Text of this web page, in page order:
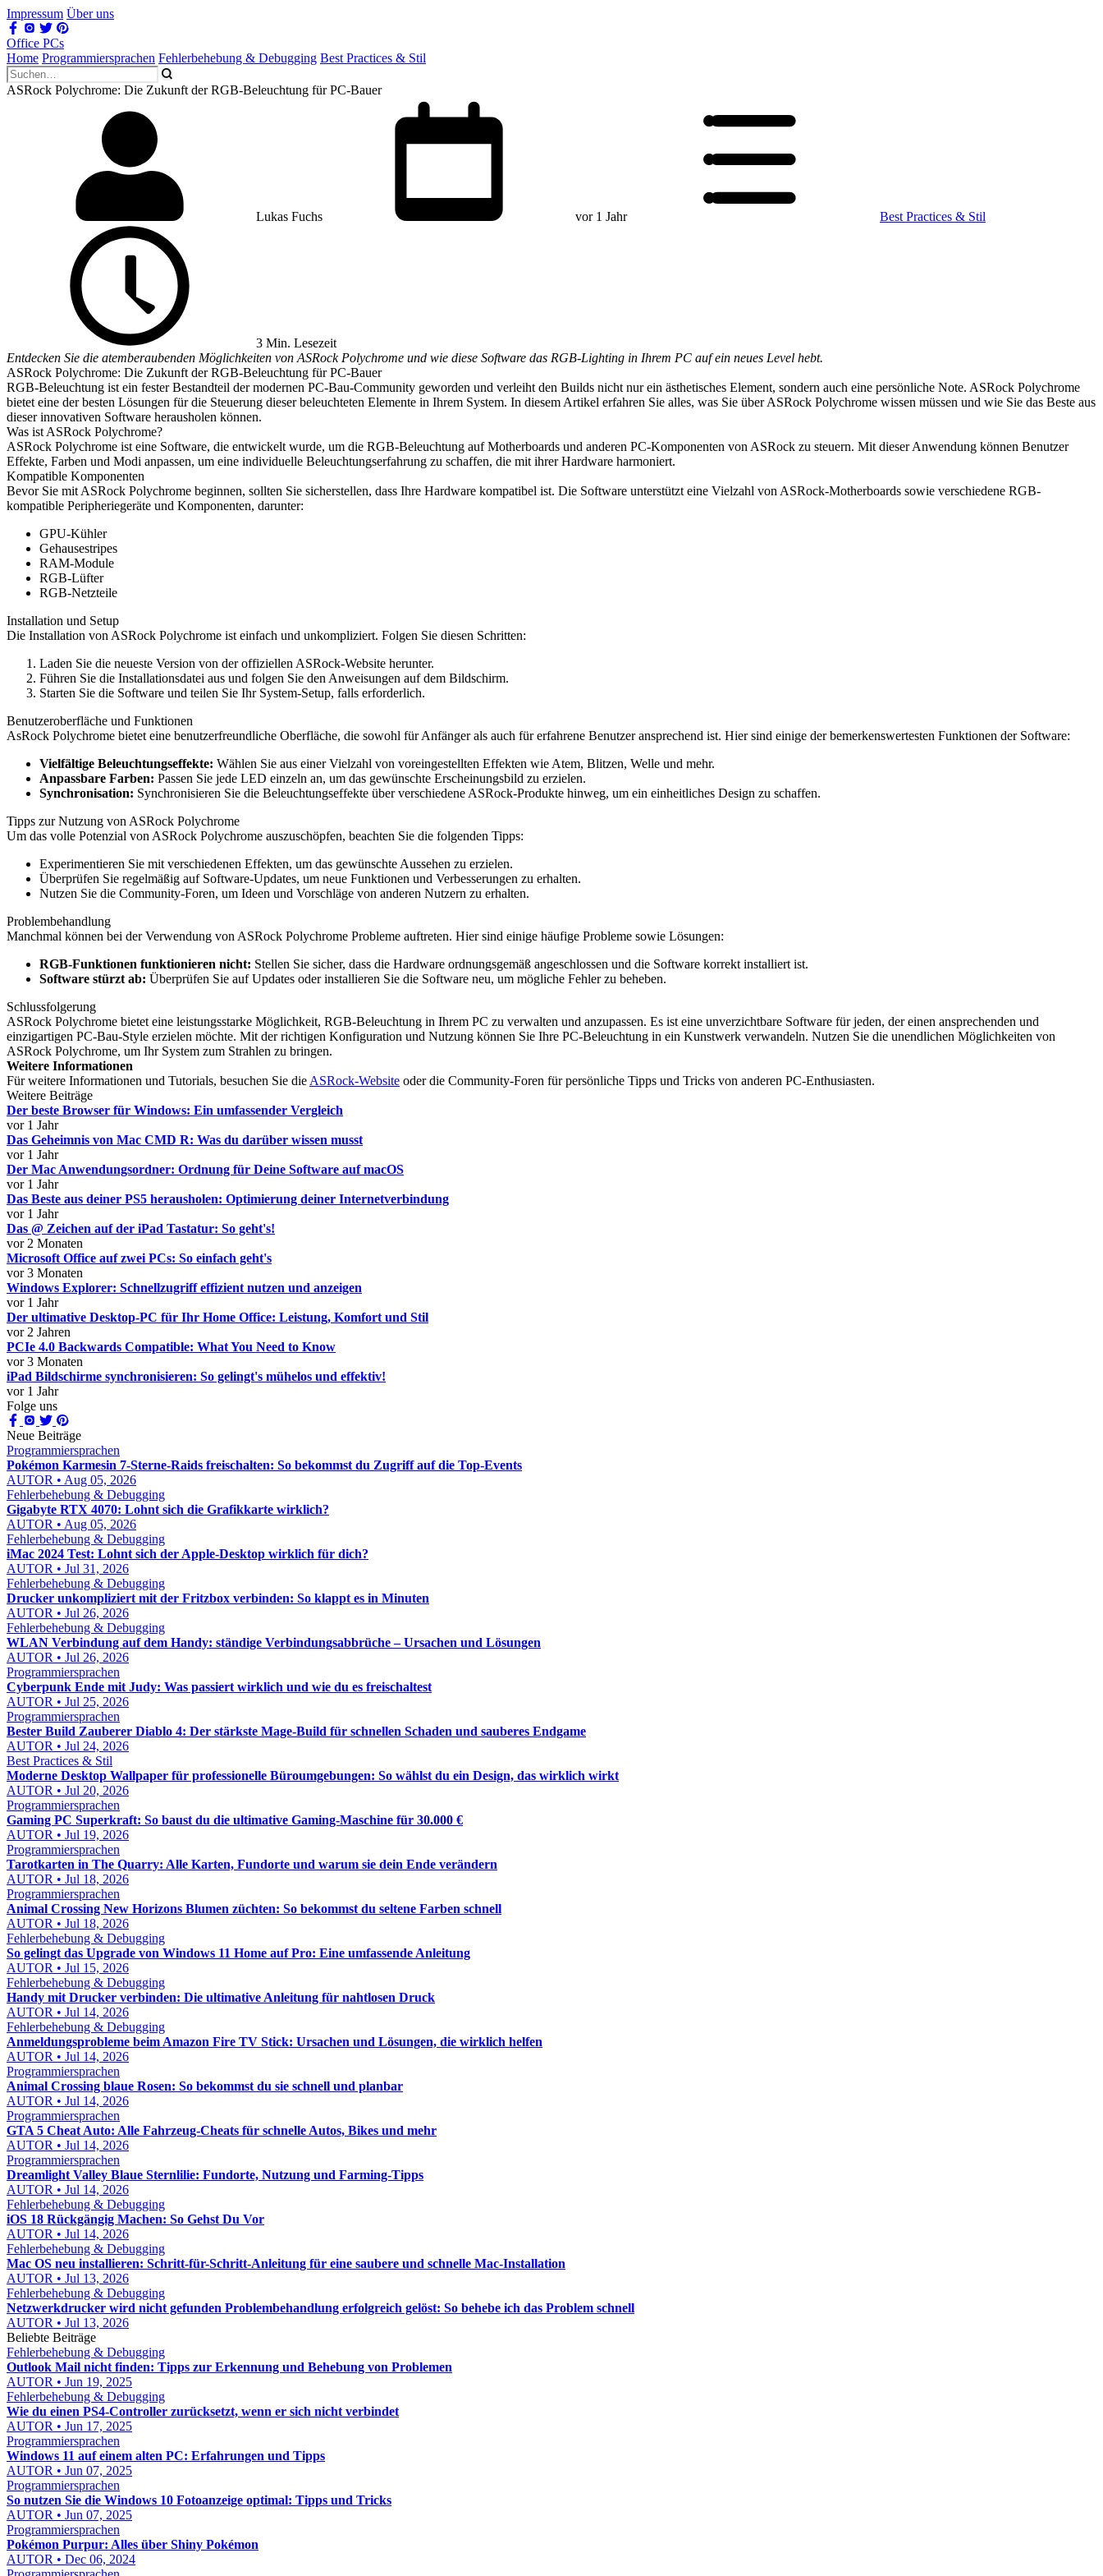
Impressum Über uns
Office PCs
Home Programmiersprachen Fehlerbehebung & Debugging Best Practices & Stil
ASRock Polychrome: Die Zukunft der RGB-Beleuchtung für PC-Bauer
Lukas Fuchs vor 1 Jahr Best Practices & Stil
3 Min. Lesezeit
Entdecken Sie die atemberaubenden Möglichkeiten von ASRock Polychrome und wie diese Software das RGB-Lighting in Ihrem PC auf ein neues Level hebt.
ASRock Polychrome: Die Zukunft der RGB-Beleuchtung für PC-Bauer
RGB-Beleuchtung ist ein fester Bestandteil der modernen PC-Bau-Community geworden und verleiht den Builds nicht nur ein ästhetisches Element, sondern auch eine persönliche Note. ASRock Polychrome
bietet eine der besten Lösungen für die Steuerung dieser beleuchteten Elemente in Ihrem System. In diesem Artikel erfahren Sie alles, was Sie über ASRock Polychrome wissen müssen und wie Sie das Beste aus
dieser innovativen Software herausholen können.
Was ist ASRock Polychrome?
ASRock Polychrome ist eine Software, die entwickelt wurde, um die RGB-Beleuchtung auf Motherboards und anderen PC-Komponenten von ASRock zu steuern. Mit dieser Anwendung können Benutzer
Effekte, Farben und Modi anpassen, um eine individuelle Beleuchtungserfahrung zu schaffen, die mit ihrer Hardware harmoniert.
Kompatible Komponenten
Bevor Sie mit ASRock Polychrome beginnen, sollten Sie sicherstellen, dass Ihre Hardware kompatibel ist. Die Software unterstützt eine Vielzahl von ASRock-Motherboards sowie verschiedene RGB-
kompatible Peripheriegeräte und Komponenten, darunter:
GPU-Kühler
Gehausestripes
RAM-Module
RGB-Lüfter
RGB-Netzteile
Installation und Setup
Die Installation von ASRock Polychrome ist einfach und unkompliziert. Folgen Sie diesen Schritten:
Laden Sie die neueste Version von der offiziellen ASRock-Website herunter.
Führen Sie die Installationsdatei aus und folgen Sie den Anweisungen auf dem Bildschirm.
Starten Sie die Software und teilen Sie Ihr System-Setup, falls erforderlich.
Benutzeroberfläche und Funktionen
AsRock Polychrome bietet eine benutzerfreundliche Oberfläche, die sowohl für Anfänger als auch für erfahrene Benutzer ansprechend ist. Hier sind einige der bemerkenswertesten Funktionen der Software:
Vielfältige Beleuchtungseffekte: Wählen Sie aus einer Vielzahl von voreingestellten Effekten wie Atem, Blitzen, Welle und mehr.
Anpassbare Farben: Passen Sie jede LED einzeln an, um das gewünschte Erscheinungsbild zu erzielen.
Synchronisation: Synchronisieren Sie die Beleuchtungseffekte über verschiedene ASRock-Produkte hinweg, um ein einheitliches Design zu schaffen.
Tipps zur Nutzung von ASRock Polychrome
Um das volle Potenzial von ASRock Polychrome auszuschöpfen, beachten Sie die folgenden Tipps:
Experimentieren Sie mit verschiedenen Effekten, um das gewünschte Aussehen zu erzielen.
Überprüfen Sie regelmäßig auf Software-Updates, um neue Funktionen und Verbesserungen zu erhalten.
Nutzen Sie die Community-Foren, um Ideen und Vorschläge von anderen Nutzern zu erhalten.
Problembehandlung
Manchmal können bei der Verwendung von ASRock Polychrome Probleme auftreten. Hier sind einige häufige Probleme sowie Lösungen:
RGB-Funktionen funktionieren nicht: Stellen Sie sicher, dass die Hardware ordnungsgemäß angeschlossen und die Software korrekt installiert ist.
Software stürzt ab: Überprüfen Sie auf Updates oder installieren Sie die Software neu, um mögliche Fehler zu beheben.
Schlussfolgerung
ASRock Polychrome bietet eine leistungsstarke Möglichkeit, RGB-Beleuchtung in Ihrem PC zu verwalten und anzupassen. Es ist eine unverzichtbare Software für jeden, der einen ansprechenden und
einzigartigen PC-Bau-Style erzielen möchte. Mit der richtigen Konfiguration und Nutzung können Sie Ihre PC-Beleuchtung in ein Kunstwerk verwandeln. Nutzen Sie die unendlichen Möglichkeiten von
ASRock Polychrome, um Ihr System zum Strahlen zu bringen.
Weitere Informationen
Für weitere Informationen und Tutorials, besuchen Sie die ASRock-Website oder die Community-Foren für persönliche Tipps und Tricks von anderen PC-Enthusiasten.
Weitere Beiträge
Der beste Browser für Windows: Ein umfassender Vergleich
vor 1 Jahr
Das Geheimnis von Mac CMD R: Was du darüber wissen musst
vor 1 Jahr
Der Mac Anwendungsordner: Ordnung für Deine Software auf macOS
vor 1 Jahr
Das Beste aus deiner PS5 herausholen: Optimierung deiner Internetverbindung
vor 1 Jahr
Das @ Zeichen auf der iPad Tastatur: So geht's!
vor 2 Monaten
Microsoft Office auf zwei PCs: So einfach geht's
vor 3 Monaten
Windows Explorer: Schnellzugriff effizient nutzen und anzeigen
vor 1 Jahr
Der ultimative Desktop-PC für Ihr Home Office: Leistung, Komfort und Stil
vor 2 Jahren
PCIe 4.0 Backwards Compatible: What You Need to Know
vor 3 Monaten
iPad Bildschirme synchronisieren: So gelingt's mühelos und effektiv!
vor 1 Jahr
Folge uns
Neue Beiträge
Programmiersprachen
Pokémon Karmesin 7-Sterne-Raids freischalten: So bekommst du Zugriff auf die Top-Events
AUTOR • Aug 05, 2026
Fehlerbehebung & Debugging
Gigabyte RTX 4070: Lohnt sich die Grafikkarte wirklich?
AUTOR • Aug 05, 2026
Fehlerbehebung & Debugging
iMac 2024 Test: Lohnt sich der Apple-Desktop wirklich für dich?
AUTOR • Jul 31, 2026
Fehlerbehebung & Debugging
Drucker unkompliziert mit der Fritzbox verbinden: So klappt es in Minuten
AUTOR • Jul 26, 2026
Fehlerbehebung & Debugging
WLAN Verbindung auf dem Handy: ständige Verbindungsabbrüche – Ursachen und Lösungen
AUTOR • Jul 26, 2026
Programmiersprachen
Cyberpunk Ende mit Judy: Was passiert wirklich und wie du es freischaltest
AUTOR • Jul 25, 2026
Programmiersprachen
Bester Build Zauberer Diablo 4: Der stärkste Mage-Build für schnellen Schaden und sauberes Endgame
AUTOR • Jul 24, 2026
Best Practices & Stil
Moderne Desktop Wallpaper für professionelle Büroumgebungen: So wählst du ein Design, das wirklich wirkt
AUTOR • Jul 20, 2026
Programmiersprachen
Gaming PC Superkraft: So baust du die ultimative Gaming-Maschine für 30.000 €
AUTOR • Jul 19, 2026
Programmiersprachen
Tarotkarten in The Quarry: Alle Karten, Fundorte und warum sie dein Ende verändern
AUTOR • Jul 18, 2026
Programmiersprachen
Animal Crossing New Horizons Blumen züchten: So bekommst du seltene Farben schnell
AUTOR • Jul 18, 2026
Fehlerbehebung & Debugging
So gelingt das Upgrade von Windows 11 Home auf Pro: Eine umfassende Anleitung
AUTOR • Jul 15, 2026
Fehlerbehebung & Debugging
Handy mit Drucker verbinden: Die ultimative Anleitung für nahtlosen Druck
AUTOR • Jul 14, 2026
Fehlerbehebung & Debugging
Anmeldungsprobleme beim Amazon Fire TV Stick: Ursachen und Lösungen, die wirklich helfen
AUTOR • Jul 14, 2026
Programmiersprachen
Animal Crossing blaue Rosen: So bekommst du sie schnell und planbar
AUTOR • Jul 14, 2026
Programmiersprachen
GTA 5 Cheat Auto: Alle Fahrzeug-Cheats für schnelle Autos, Bikes und mehr
AUTOR • Jul 14, 2026
Programmiersprachen
Dreamlight Valley Blaue Sternlilie: Fundorte, Nutzung und Farming-Tipps
AUTOR • Jul 14, 2026
Fehlerbehebung & Debugging
iOS 18 Rückgängig Machen: So Gehst Du Vor
AUTOR • Jul 14, 2026
Fehlerbehebung & Debugging
Mac OS neu installieren: Schritt-für-Schritt-Anleitung für eine saubere und schnelle Mac-Installation
AUTOR • Jul 13, 2026
Fehlerbehebung & Debugging
Netzwerkdrucker wird nicht gefunden Problembehandlung erfolgreich gelöst: So behebe ich das Problem schnell
AUTOR • Jul 13, 2026
Beliebte Beiträge
Fehlerbehebung & Debugging
Outlook Mail nicht finden: Tipps zur Erkennung und Behebung von Problemen
AUTOR • Jun 19, 2025
Fehlerbehebung & Debugging
Wie du einen PS4-Controller zurücksetzt, wenn er sich nicht verbindet
AUTOR • Jun 17, 2025
Programmiersprachen
Windows 11 auf einem alten PC: Erfahrungen und Tipps
AUTOR • Jun 07, 2025
Programmiersprachen
So nutzen Sie die Windows 10 Fotoanzeige optimal: Tipps und Tricks
AUTOR • Jun 07, 2025
Programmiersprachen
Pokémon Purpur: Alles über Shiny Pokémon
AUTOR • Dec 06, 2024